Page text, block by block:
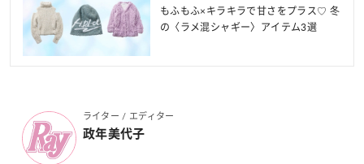
もふもふ×キラキラで甘さをプラス♡ 冬
の〈ラメ混シャギー〉アイテム3選
ライター / エディター
政年美代子